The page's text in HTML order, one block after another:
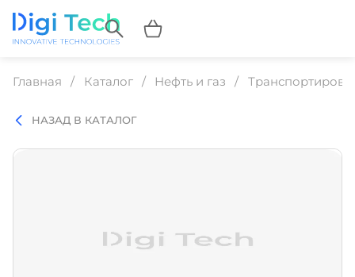
Главная Каталог Нефть и газ
НАЗАД В КАТАЛОГ